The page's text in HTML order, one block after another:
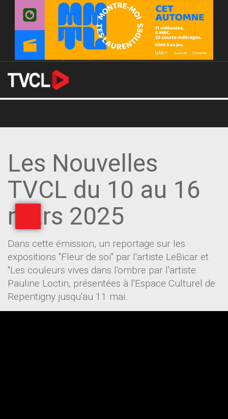
Les Nouvelles
TVCL du 10 au 16
mars 2025
Dans cette émission, un reportage sur les
expositions "Fleur de soi" par l'artiste LeBicar et
"Les couleurs vives dans l'ombre par l'artiste
Pauline Loctin, présentées à l'Espace Culturel de
Repentigny jusqu'au 11 mai.